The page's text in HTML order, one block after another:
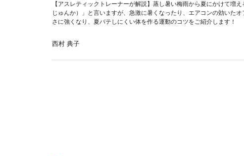
【アスレティックトレーナーが解説】蒸し暑い梅雨から夏にかけて増
じゅんか）」と言いますが、急激に暑くなったり、エアコンの効いた
さに強くなり、夏バテしにくい体を作る運動のコツをご紹介します！
西村 典子